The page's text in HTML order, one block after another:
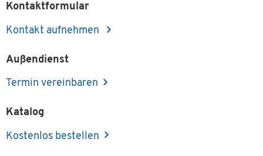
Kontaktformular
Kontakt aufnehmen
Außendienst
Termin vereinbaren
Katalog
Kostenlos bestellen